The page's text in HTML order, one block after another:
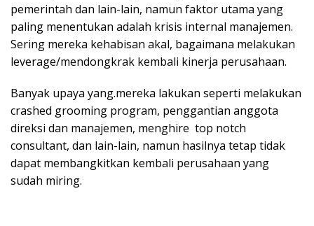
pemerintah dan lain-lain, namun faktor utama yang
paling menentukan adalah krisis internal manajemen.
Sering mereka kehabisan akal, bagaimana melakukan
leverage/mendongkrak kembali kinerja perusahaan.
Banyak upaya yang.mereka lakukan seperti melakukan
crashed grooming program, penggantian anggota
direksi dan manajemen, menghire top notch
consultant, dan lain-lain, namun hasilnya tetap tidak
dapat membangkitkan kembali perusahaan yang
sudah miring.